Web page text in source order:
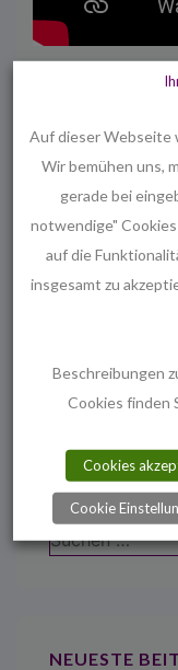
Hinweis zum
Seite
Der erweiterte
Vorheriger
Beitrag
‹ Hinweis: morgen
nach:
NEUESTE
Auf dieser Webseite
Wir bemühen uns,
gerade bei
notwendige"
auf die
insgesamt zu
Beschreibungen
Cookies finden
Cookies
Cookie